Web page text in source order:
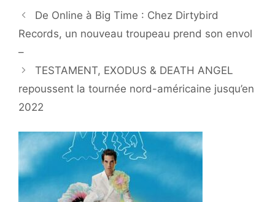
De Online à Big Time : Chez Dirtybird
Records, un nouveau troupeau prend son envol
–
TESTAMENT, EXODUS & DEATH ANGEL
repoussent la tournée nord-américaine jusqu’en
2022